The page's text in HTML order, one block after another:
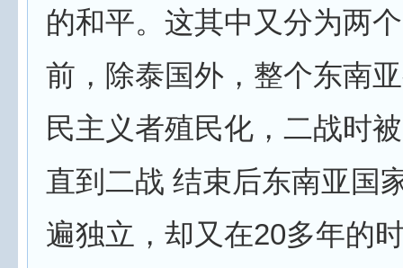
的和平。这其中又分为两
前，除泰国外，整个东南
民主义者殖民化，二战时
直到二战 结束后东南亚国
遍独立，却又在20多年的